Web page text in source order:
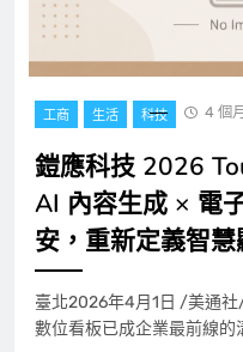
工商 生活 科技 4 個
鎧應科技 2026
AI 內容生成 × 電
安，重新定義智
臺北2026年4月1日 /美通
數位看板已成企業最前線的